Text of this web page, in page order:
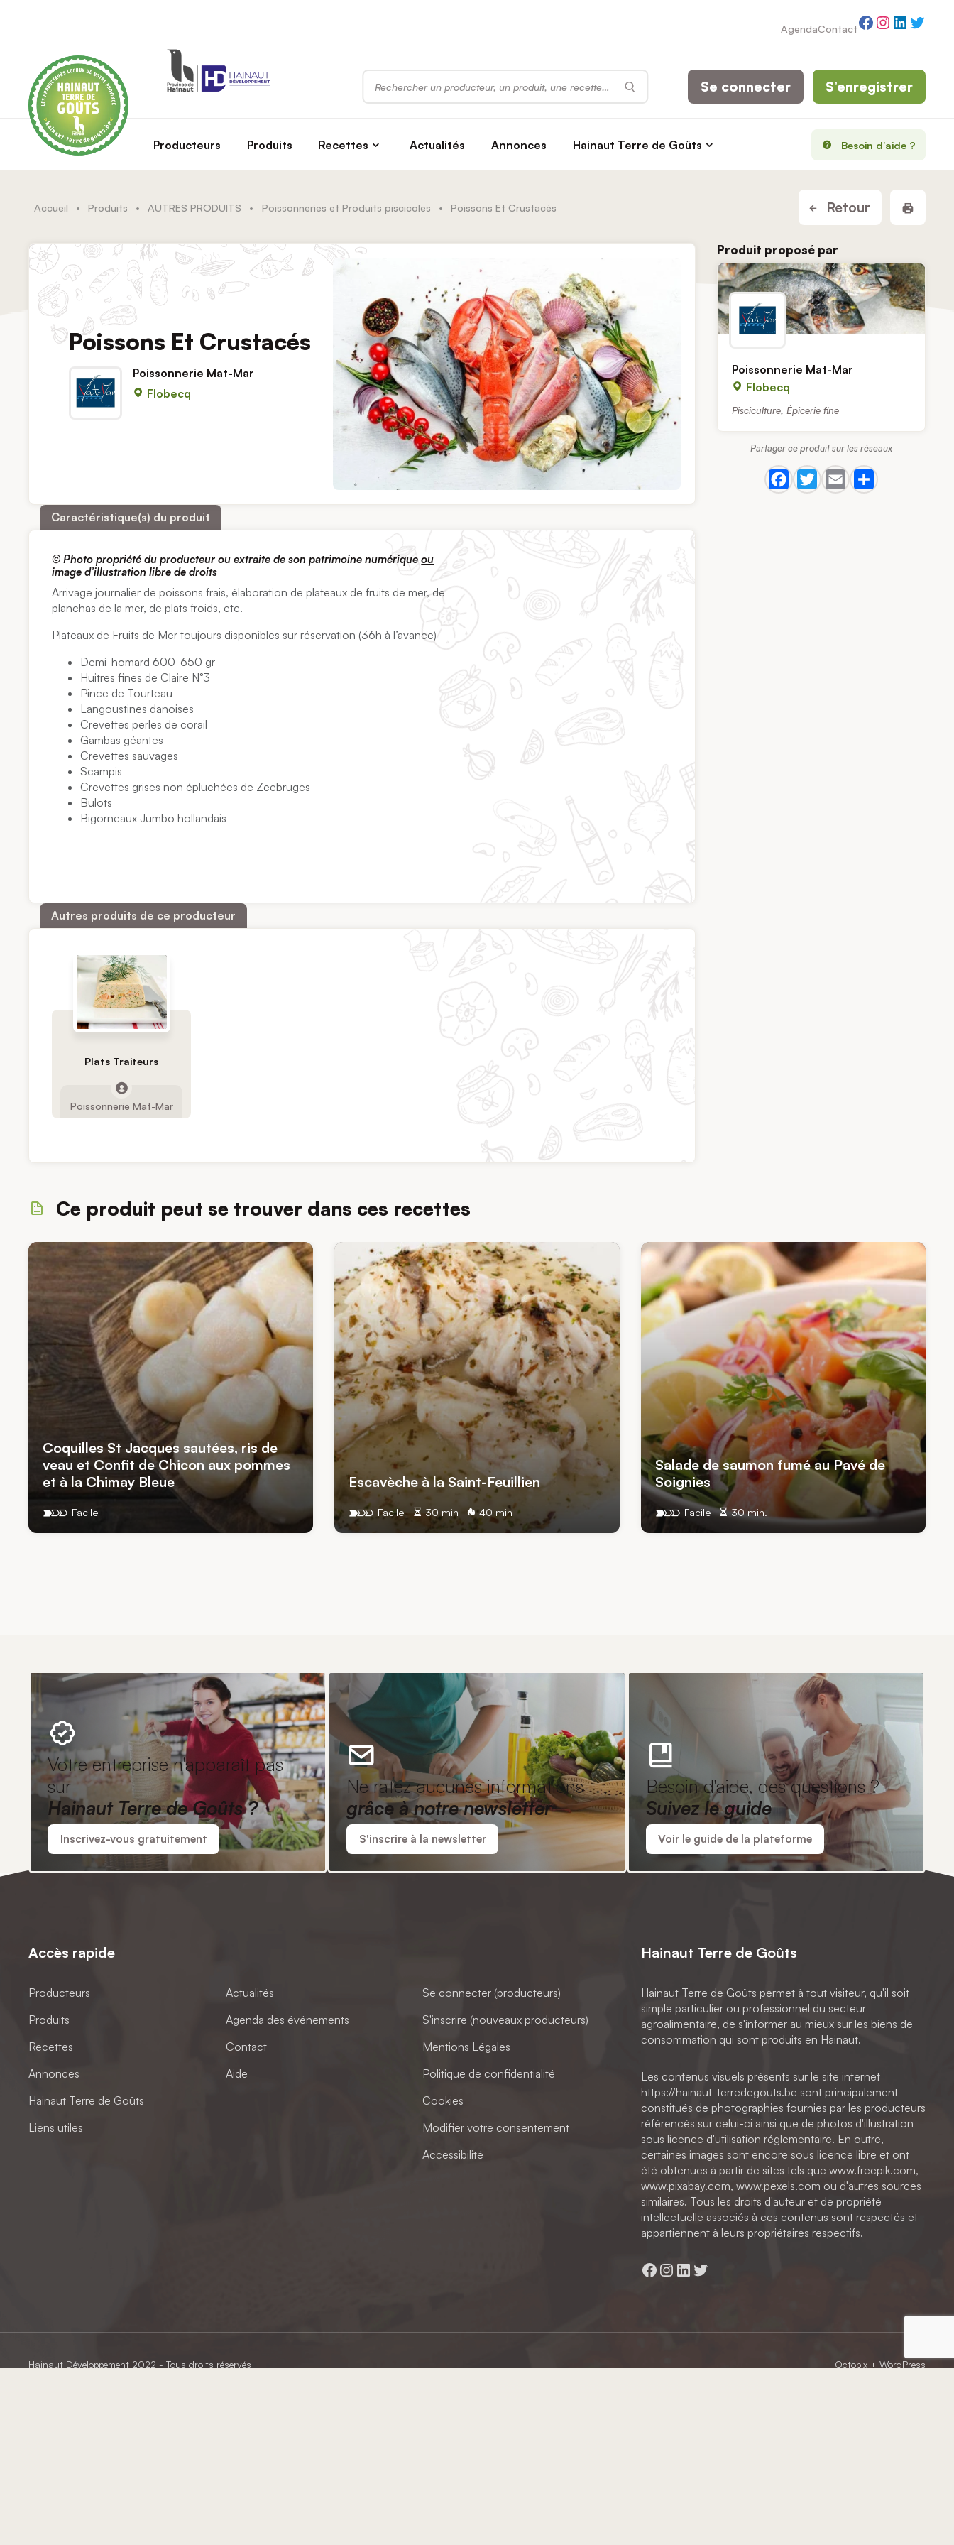
AgendaContactFacebook
Instagram
Rechercher
Producteurs Produits Recettes Actualités Annonces Hainaut Terre de Goûts Besoin d’aide ?
Se connecter S’enregistrer
Accueil • Produits • AUTRES PRODUITS • Poissonneries et Produits piscicoles • Poissons Et Crustacés Retour
Poissons Et Crustacés
Poissonnerie Mat-Mar
Flobecq
Caractéristique(s) du produit
© Photo propriété du producteur ou extraite de son patrimoine numériqueou
image d’illustration libre de droits
Arrivage journalier de poissons frais, élaboration de plateaux de fruits de mer, de
planchas de la mer, de plats froids, etc.
Plateaux de Fruits de Mer toujours disponibles sur réservation (36h à l’avance)
Demi-homard 600-650 gr
Huitres fines de Claire N°3
Pince de Tourteau
Langoustines danoises
Crevettes perles de corail
Gambas géantes
Crevettes sauvages
Scampis
Crevettes grises non épluchées de Zeebruges
Bulots
Bigorneaux Jumbo hollandais
Autres produits de ce producteur
Plats Traiteurs
Poissonnerie Mat-Mar
Produit proposé par
Poissonnerie Mat-Mar
Flobecq
Pisciculture, Épicerie fine
Partager ce produit sur les réseaux
Ce produit peut se trouver dans ces recettes
Coquilles St Jacques sautées, ris de
veau et Confit de Chicon aux pommes
et à la Chimay Bleue
Facile
Escavèche à la Saint-Feuillien
30 min 40 min
Facile
Salade de saumon fumé au Pavé de
Soignies
30 min.
Facile
Votre entreprise n'apparaît pas
sur
Hainaut Terre de Goûts ?
Inscrivez-vous gratuitement
Ne ratez aucunes informations
grâce à notre newsletter
S'inscrire à la newsletter
Besoin d'aide, des questions ?
Suivez le guide
Voir le guide de la plateforme
Accès rapide
Producteurs
Produits
Recettes
Annonces
Hainaut Terre de Goûts
Liens utiles
Actualités
Agenda des événements
Contact
Aide
Se connecter (producteurs)
S'inscrire (nouveaux producteurs)
Mentions Légales
Politique de confidentialité
Cookies
Modifier votre consentement
Accessibilité
Hainaut Terre de Goûts
Hainaut Terre de Goûts permet à tout visiteur, qu'il soit
simple particulier ou professionnel du secteur
agroalimentaire, de s'informer au mieux sur les biens de
consommation qui sont produits en Hainaut.
Les contenus visuels présents sur le site internet
https://hainaut-terredegouts.be sont principalement
constitués de photographies fournies par les producteurs
référencés sur celui-ci ainsi que de photos d'illustration
sous licence d'utilisation réglementaire. En outre,
certaines images sont encore sous licence libre et ont
été obtenues à partir de sites tels que www.freepik.com,
www.pixabay.com, www.pexels.com ou d'autres sources
similaires. Tous les droits d'auteur et de propriété
intellectuelle associés à ces contenus sont respectés et
appartiennent à leurs propriétaires respectifs.
Facebook
Instagram
LinkedIn
Twitter
Hainaut Développement 2022 - Tous droits réservés Octopix+ WordPress